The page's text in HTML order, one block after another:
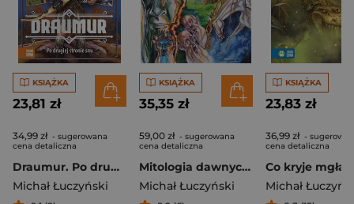
KSIĄŻKA
23,81 zł
34,99 zł - sugerowana
cena detaliczna
Draumur. Po drugiej stronie snu
Michał Łuczyński
KSIĄŻKA
35,35 zł
59,00 zł - sugerowana
cena detaliczna
Mitologia dawnych Słowian. Opowieść graficzna
Michał Łuczyński
KSIĄŻKA
23,83 zł
36,99 zł -
cena detaliczna
Michał